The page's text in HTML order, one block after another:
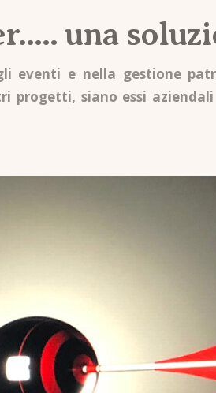
una
eventi e nella gestione
progetti, siano essi